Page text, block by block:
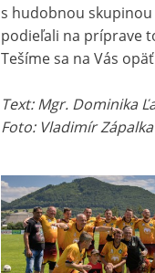
s hudobnou skupinou
podieľali na príprave
Tešíme sa na Vás
Text: Mgr. Dominika
Foto: Vladimír Zápalka